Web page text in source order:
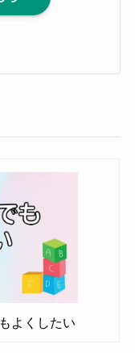
よくしたい